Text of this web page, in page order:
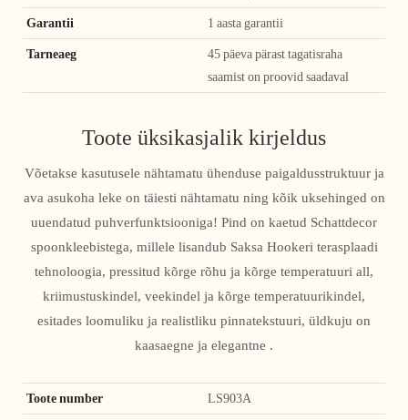
Garantii 1 aasta garantii
Tarneaeg
45 päeva pärast tagatisraha
saamist on proovid saadaval
Toote üksikasjalik kirjeldus
Võetakse kasutusele nähtamatu ühenduse paigaldusstruktuur ja
ava asukoha leke on täiesti nähtamatu ning kõik uksehinged on
uuendatud puhverfunktsiooniga! Pind on kaetud Schattdecor
spoonkleebistega, millele lisandub Saksa Hookeri terasplaadi
tehnoloogia, pressitud kõrge rõhu ja kõrge temperatuuri all,
kriimustuskindel, veekindel ja kõrge temperatuurikindel,
esitades loomuliku ja realistliku pinnatekstuuri, üldkuju on
kaasaegne ja elegantne .
Toote number LS903A